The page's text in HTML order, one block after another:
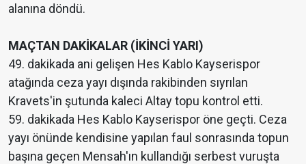
alanına döndü.
MAÇTAN DAKİKALAR (İKİNCİ YARI)
49. dakikada ani gelişen Hes Kablo Kayserispor
atağında ceza yayı dışında rakibinden sıyrılan
Kravets'in şutunda kaleci Altay topu kontrol etti.
59. dakikada Hes Kablo Kayserispor öne geçti. Ceza
yayı önünde kendisine yapılan faul sonrasında topun
başına geçen Mensah'ın kullandığı serbest vuruşta